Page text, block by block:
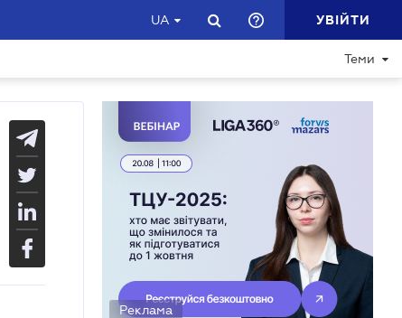
UA УВІЙТИ
Теми
Реклама